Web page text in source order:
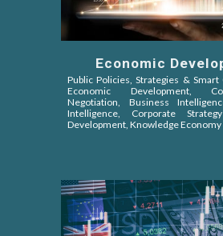
Economic
Public Policies, Strategies &
Economic Development,
Negotiation, Business
Intelligence, Corporate
Development, Knowledge Economy